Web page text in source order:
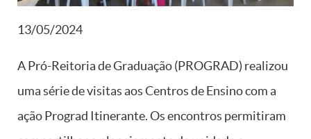
13/05/2024
A Pró-Reitoria de Graduação (PROGRAD) realizou
uma série de visitas aos Centros de Ensino com a
ação Prograd Itinerante. Os encontros permitiram